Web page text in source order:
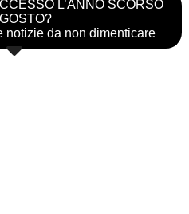
L’ANNO SCORSO
notizie da non dimenticare